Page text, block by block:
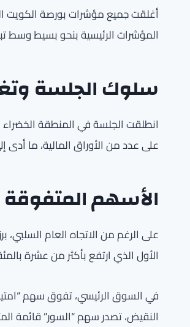
أغلقت جميع مؤشرات بورصة الكويت
المؤشرات الرئيسية بنحو بسيط وسط
سلوك الجلسة
انطلقت الجلسة في المنطقة الخضراء
على عدد من الأوراق المالية، ما
الأسهم المتفوقة
على الرغم من الاتجاه العام
الأول الذي ارتفع بأكثر من عشرة
في السوق الرئيسي، تفوق سهم
النقيض، تصدر سهم “السور” قائمة